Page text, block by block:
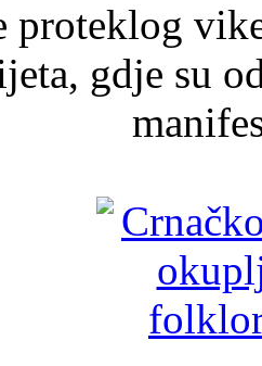
gdje su